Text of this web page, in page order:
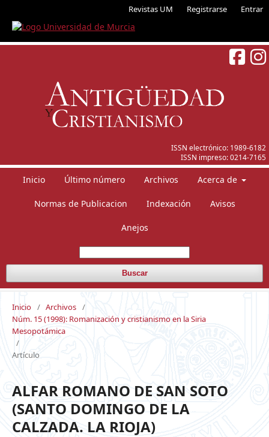
Revistas UM Registrarse Entrar
ISSN electrónico: 1989-6182
ISSN impreso:0214-7165
Inicio Último número Archivos Acerca de
Normas de Publicacion Indexación Avisos
Anejos
Buscar
Inicio / Archivos /
Núm. 15 (1998): Romanización y cristianismo en la Siria
Mesopotámica
/
Artículo
ALFAR ROMANO DE SAN SOTO
(SANTO DOMINGO DE LA
CALZADA. LA RIOJA)